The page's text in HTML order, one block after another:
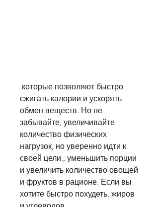
сжигать калории и ускорять
обмен веществ. Но не
забывайте, увеличивайте
количество физических
нагрузок, но уверенно идти к
своей цели., уменьшить порции
и увеличить количество овощей
и фруктов в рационе. Если вы
хотите быстро похудеть, жиров